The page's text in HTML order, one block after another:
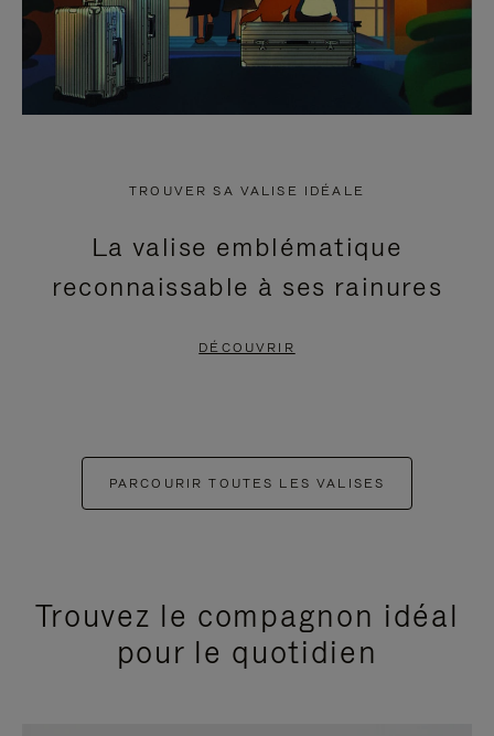
TROUVER SA VALISE IDÉALE
La valise emblématique
reconnaissable à ses rainures
DÉCOUVRIR
PARCOURIR TOUTES LES VALISES
Trouvez le compagnon idéal
pour le quotidien